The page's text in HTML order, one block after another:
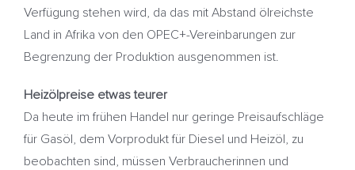
Verfügung stehen wird, da das mit Abstand ölreichste
Land in Afrika von den OPEC+-Vereinbarungen zur
Begrenzung der Produktion ausgenommen ist.
Heizölpreise etwas teurer
Da heute im frühen Handel nur geringe Preisaufschläge
für Gasöl, dem Vorprodukt für Diesel und Heizöl, zu
beobachten sind, müssen Verbraucherinnen und